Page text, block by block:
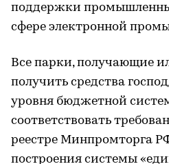
поддержки
сфере электронной
Все парки, получающие
получить средства
уровня бюджетной
соответствовать
реестре Минпромторга
построения системы